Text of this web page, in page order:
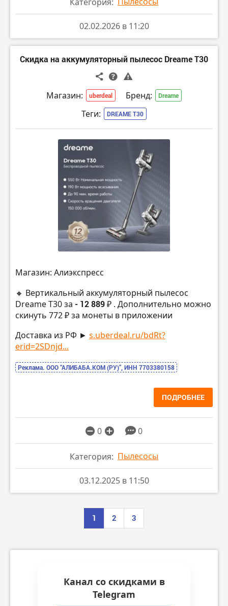
02.02.2026 в 11:20
Скидка на аккумуляторный пылесос Dreame T30
Магазин: uberdeal Бренд: Dreame
Теги: DREAME T30
Магазин: Алиэкспресс
🔸 Вертикальный аккумуляторный пылесос
Dreame T30 за - 12 889 ₽ . Дополнительно можно
скинуть 772 ₽ за монеты в приложении
Доставка из РФ ► s.uberdeal.ru/bdRt?
erid=2SDnjd...
Реклама. ООО “АЛИБАБА.КОМ (РУ)”, ИНН 7703380158
ПОДРОБНЕЕ
0 0
Категория: Пылесосы
03.12.2025 в 11:50
1 2 3
Канал со скидками в
Telegram